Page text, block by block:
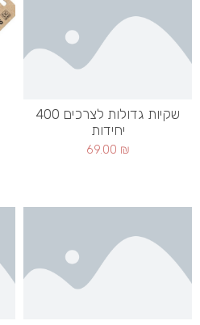
שקיות גדולות לצרכים 400
יחידות
69.00 ₪